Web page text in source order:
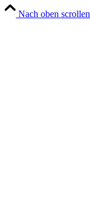
Nach oben scrollen